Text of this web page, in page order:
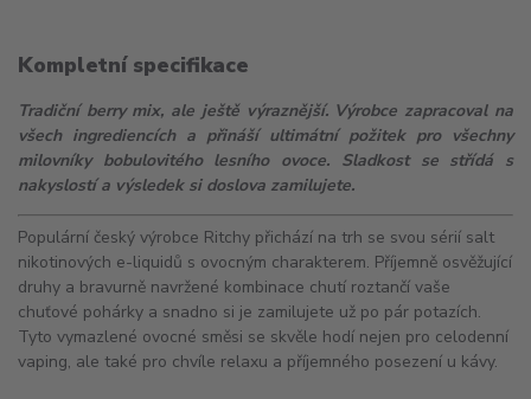
Kompletní specifikace
Tradiční berry mix, ale ještě výraznější. Výrobce zapracoval na
všech ingrediencích a přináší ultimátní požitek pro všechny
milovníky bobulovitého lesního ovoce. Sladkost se střídá s
nakyslostí a výsledek si doslova zamilujete.
Populární český výrobce Ritchy přichází na trh se svou sérií salt
nikotinových e-liquidů s ovocným charakterem. Příjemně osvěžující
druhy a bravurně navržené kombinace chutí roztančí vaše
chuťové pohárky a snadno si je zamilujete už po pár potazích.
Tyto vymazlené ovocné směsi se skvěle hodí nejen pro celodenní
vaping, ale také pro chvíle relaxu a příjemného posezení u kávy.